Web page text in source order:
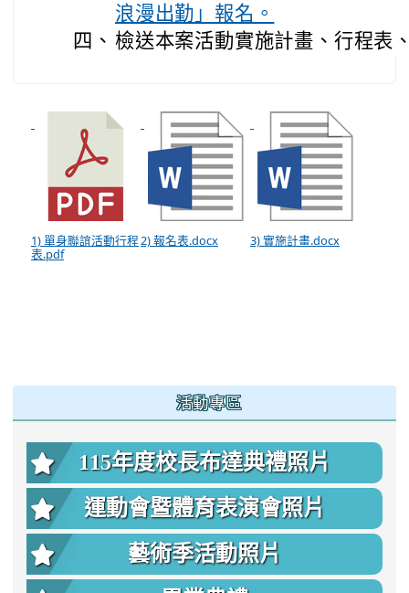
浪漫出勤」報名。
四、 檢送本案活動實施計畫、行程表
1) 單身聯誼活動行程
表.pdf
2) 報名表.docx 3) 實施計畫.docx
活動專區
115年度校長布達典禮照片
運動會暨體育表演會照片
藝術季活動照片